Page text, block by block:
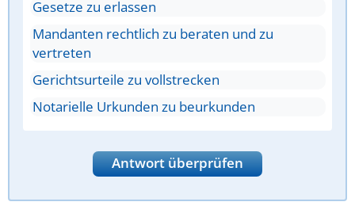
Gesetze zu erlassen
Mandanten rechtlich zu beraten und zu
vertreten
Gerichtsurteile zu vollstrecken
Notarielle Urkunden zu beurkunden
Antwort überprüfen